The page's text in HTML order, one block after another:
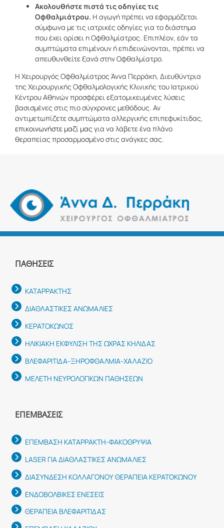
Ακολουθήστε πιστά τις οδηγίες τις
Οφθαλμιάτρου. Η αγωγή πρέπει να εφαρμόζεται
σύμφωνα με τις ιατρικές οδηγίες για το διάστημα
που έχει ορίσει η Οφθαλμίατρος. Επιπλέον, εάν τα
συμπτώματα επιμένουν ή επιδεινώνονται, πρέπει να
απευθυνθείτε ξανά στην Οφθαλμίατρο.
Η Χειρουργός Οφθαλμίατρος Άννα Περράκη, Διευθύντρια
της Χειρουργικής Οφθαλμολογικής Κλινικής του Ιατρικού
Κέντρου Αθηνών προσφέρει εξατομικευμένες λύσεις
βασισμένες στις πιο σύγχρονες μεθόδους. Αν
αντιμετωπίζετε συμπτώματα αλλεργικής επιπεφυκίτιδας,
επικοινωνήστε μαζί μας για να λάβετε ένα πλάνο
θεραπείας προσαρμοσμένο στις ανάγκες σας.
ΠΑΘΉΣΕΙΣ
ΚΑΤΑΡΡΑΚΤΗΣ
ΔΙΑΘΛΑΣΤΙΚΕΣ ΑΝΩΜΑΛΙΕΣ
ΚΕΡΑΤΟΚΩΝΟΣ
ΗΛΙΚΙΑΚΗ ΕΚΦΥΛΙΣΗ ΤΗΣ ΩΧΡΑΣ ΚΗΛΙΔΑΣ
ΒΛΕΦΑΡΙΤΙΔΑ-ΞΗΡΟΦΘΑΛΜΙΑ-ΧΑΛΑΖΙΟ
ΜΕΛΕΤΗ ΝΕΥΡΟΛΟΓΙΚΩΝ ΠΑΘΗΣΕΩΝ
ΕΠΕΜΒΆΣΕΙΣ
ΕΠΕΜΒΑΣΗ ΚΑΤΑΡΡΑΚΤΗ-ΦΑΚΟΘΡΥΨΙΑ
LASER ΓΙΑ ΔΙΑΘΛΑΣΤΙΚΕΣ ΑΝΩΜΑΛΙΕΣ
ΔΙΑΣΥΝΔΕΣΗ ΚΟΛΛΑΓΟΝΟΥ ΘΕΡΑΠΕΙΑ ΚΕΡΑΤΟΚΩΝΟΥ
ΕΝΔΟΒΟΛΒΙΚΕΣ ΕΝΕΣΕΙΣ
ΘΕΡΑΠΕΙΑ ΒΛΕΦΑΡΙΤΙΔΑΣ